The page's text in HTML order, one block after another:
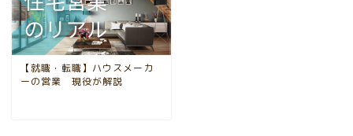
【就職・転職】ハウスメーカ
ーの営業 現役が解説